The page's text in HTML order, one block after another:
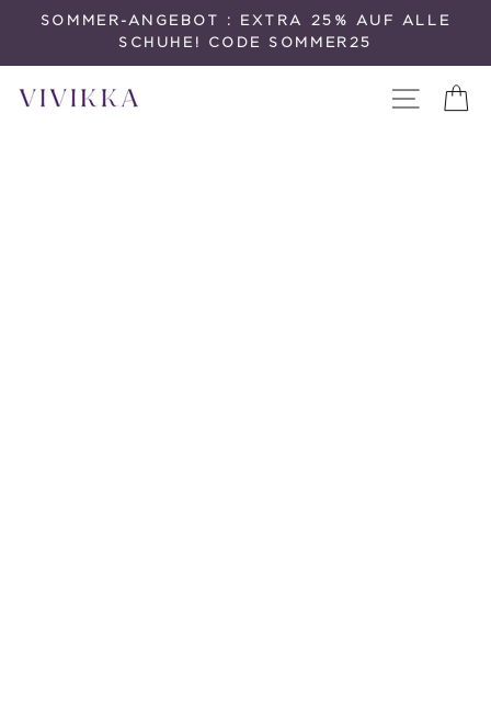
DirektSOMMER-ANGEBOT : EXTRA 25% AUF ALLE
SCHUHE! CODE SOMMER25